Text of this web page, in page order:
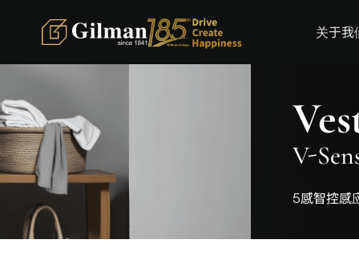
关于我
Vestel
V-Sense 5感智控变频洗衣机
5感智控感应系统 • 真正智慧洗衣体验